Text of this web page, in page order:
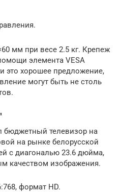
мм при весе 2.5 кг. Крепеж
элемента VESA
это хорошее предложение,
могут быть не столь
бюджетный телевизор на
на рынке белорусской
с диагональю 23.6 дюйма,
качеством изображения.
формат HD.